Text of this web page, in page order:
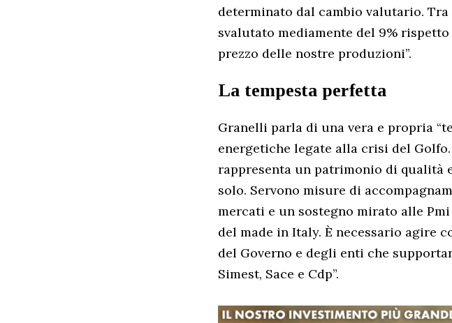
determinato dal cambio valutario.
svalutato mediamente del 9%
prezzo delle nostre produzioni”.
La tempesta perfetta
Granelli parla di una vera e propria
energetiche legate alla crisi del
rappresenta un patrimonio di qualità
solo. Servono misure di
mercati e un sostegno mirato alle
del made in Italy. È necessario agire
del Governo e degli enti che
Simest, Sace e Cdp”.